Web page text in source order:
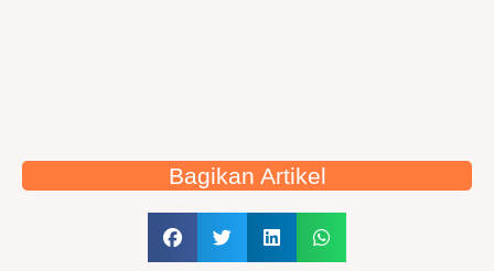
Bagikan Artikel